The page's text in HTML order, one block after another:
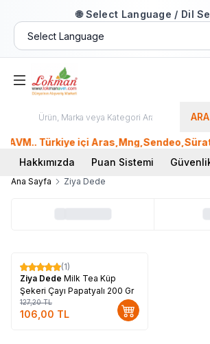
🌐 Select Language / Dil
ARA
Türkiye içi
Hakkımızda
Puan Sistemi
Ana Sayfa Ziya Dede
%17
(1)
Ziya Dede Milk Tea Küp
Şekeri Çayı Papatyalı 200 Gr
127,20TL
106,00 TL